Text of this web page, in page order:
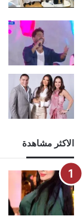
الاكثر مشاهدة